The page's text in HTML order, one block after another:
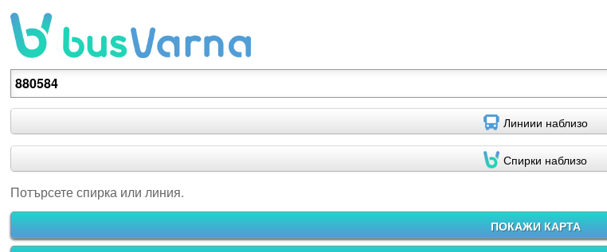
Потърсете спирка или линия.
Линиии наблизо
Спирки наблизо
Потърсете спирка или линия.
ПОКАЖИ КАРТА